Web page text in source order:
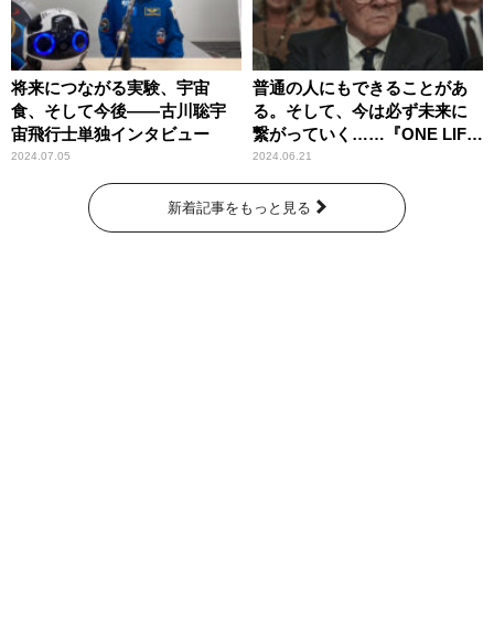
将来につながる実験、宇宙
食、そして今後――古川聡宇
宙飛行士単独インタビュー
2024.07.05
普通の人にもできることがあ
る。そして、今は必ず未来に
繋がっていく……『ONE LIFE
奇跡が繋いだ6000の命』
2024.06.21
新着記事をもっと見る